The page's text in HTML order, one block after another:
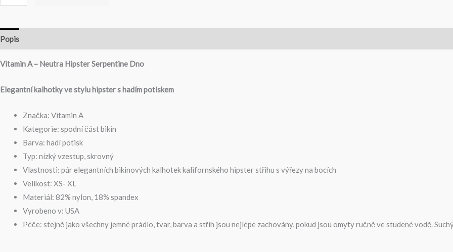
Popis
Vitamin A – Neutra Hipster Serpentine Dno
Elegantní kalhotky ve stylu hipster s hadím potiskem
Značka: Vitamin A
Kategorie: spodní část bikin
Barva: hadí potisk
Typ: nízký vzestup, skrovný
Vlastnosti: pár elegantních bikinových kalhotek kalifornského hipster střihu s výřezy na bocích
Velikost: XS- XL
Materiál: 82% nylon, 18% spandex
Vyrobeno v: USA
Péče: stejně jako všechny jemné prádlo, tvar, barva a střih jsou nejlépe zachovány, pokud jsou omyty ručně ve studené vodě.